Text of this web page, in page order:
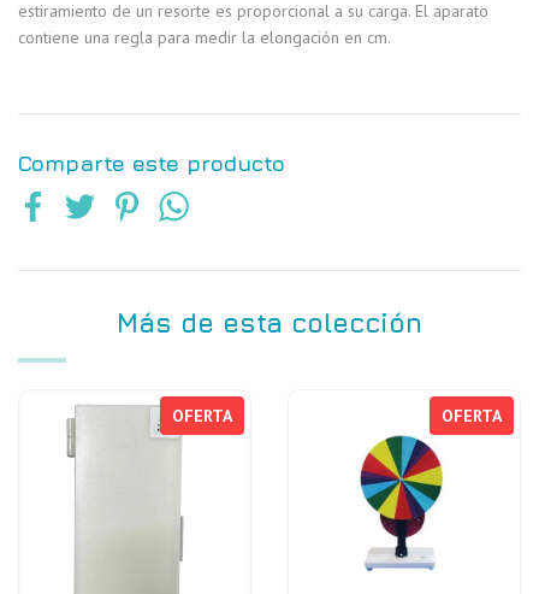
estiramiento de un resorte es proporcional a su carga. El aparato
contiene una regla para medir la elongación en cm.
Comparte este producto
Más de esta colección
OFERTA OFERTA